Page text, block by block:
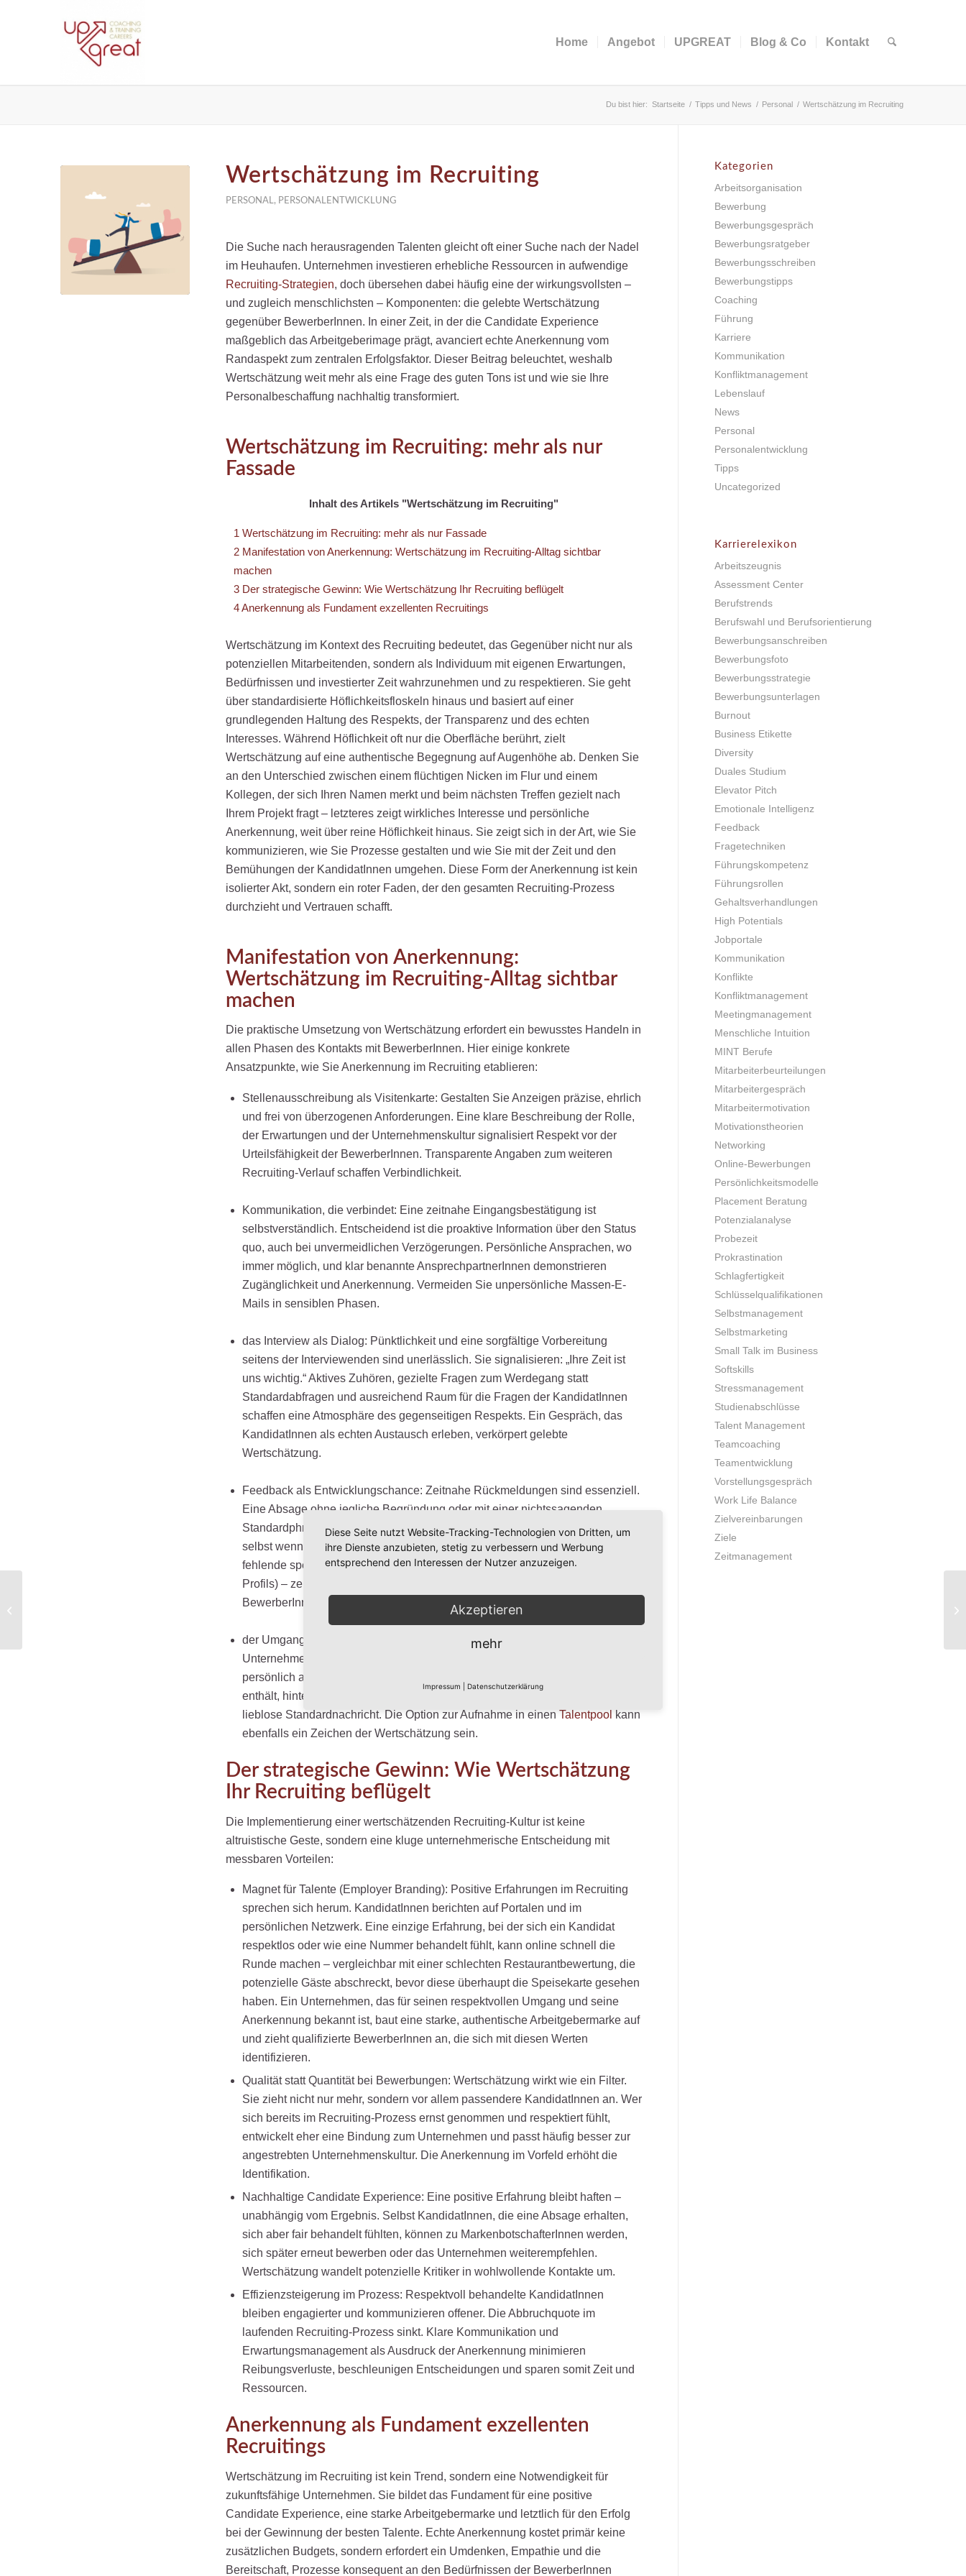
Home Angebot UPGREAT Blog & Co Kontakt
Du bist hier: Startseite / Tipps und News / Personal / Wertschätzung im Recruiting
Wertschätzung im Recruiting
PERSONAL , PERSONALENTWICKLUNG
Die Suche nach herausragenden Talenten gleicht oft einer Suche nach der Nadel
im Heuhaufen. Unternehmen investieren erhebliche Ressourcen in aufwendige
Recruiting-Strategien, doch übersehen dabei häufig eine der wirkungsvollsten –
und zugleich menschlichsten – Komponenten: die gelebte Wertschätzung
gegenüber BewerberInnen. In einer Zeit, in der die Candidate Experience
maßgeblich das Arbeitgeberimage prägt, avanciert echte Anerkennung vom
Randaspekt zum zentralen Erfolgsfaktor. Dieser Beitrag beleuchtet, weshalb
Wertschätzung weit mehr als eine Frage des guten Tons ist und wie sie Ihre
Personalbeschaffung nachhaltig transformiert.
Wertschätzung im Recruiting: mehr als nur
Fassade
Inhalt des Artikels "Wertschätzung im Recruiting"
1 Wertschätzung im Recruiting: mehr als nur Fassade
2Manifestation von Anerkennung: Wertschätzung im Recruiting-Alltag sichtbar
machen
3Der strategische Gewinn: Wie Wertschätzung Ihr Recruiting beflügelt
4Anerkennung als Fundament exzellenten Recruitings
Wertschätzung im Kontext des Recruiting bedeutet, das Gegenüber nicht nur als
potenziellen Mitarbeitenden, sondern als Individuum mit eigenen Erwartungen,
Bedürfnissen und investierter Zeit wahrzunehmen und zu respektieren. Sie geht
über standardisierte Höflichkeitsfloskeln hinaus und basiert auf einer
grundlegenden Haltung des Respekts, der Transparenz und des echten
Interesses. Während Höflichkeit oft nur die Oberfläche berührt, zielt
Wertschätzung auf eine authentische Begegnung auf Augenhöhe ab. Denken Sie
an den Unterschied zwischen einem flüchtigen Nicken im Flur und einem
Kollegen, der sich Ihren Namen merkt und beim nächsten Treffen gezielt nach
Ihrem Projekt fragt – letzteres zeigt wirkliches Interesse und persönliche
Anerkennung, weit über reine Höflichkeit hinaus. Sie zeigt sich in der Art, wie Sie
kommunizieren, wie Sie Prozesse gestalten und wie Sie mit der Zeit und den
Bemühungen der KandidatInnen umgehen. Diese Form der Anerkennung ist kein
isolierter Akt, sondern ein roter Faden, der den gesamten Recruiting-Prozess
durchzieht und Vertrauen schafft.
Manifestation von Anerkennung:
Wertschätzung im Recruiting-Alltag sichtbar
machen
Die praktische Umsetzung von Wertschätzung erfordert ein bewusstes Handeln in
allen Phasen des Kontakts mit BewerberInnen. Hier einige konkrete
Ansatzpunkte, wie Sie Anerkennung im Recruiting etablieren:
Stellenausschreibung als Visitenkarte: Gestalten Sie Anzeigen präzise, ehrlich
und frei von überzogenen Anforderungen. Eine klare Beschreibung der Rolle,
der Erwartungen und der Unternehmenskultur signalisiert Respekt vor der
Urteilsfähigkeit der BewerberInnen. Transparente Angaben zum weiteren
Recruiting-Verlauf schaffen Verbindlichkeit.
Kommunikation, die verbindet: Eine zeitnahe Eingangsbestätigung ist
selbstverständlich. Entscheidend ist die proaktive Information über den Status
quo, auch bei unvermeidlichen Verzögerungen. Persönliche Ansprachen, wo
immer möglich, und klar benannte AnsprechpartnerInnen demonstrieren
Zugänglichkeit und Anerkennung. Vermeiden Sie unpersönliche Massen-E-
Mails in sensiblen Phasen.
das Interview als Dialog: Pünktlichkeit und eine sorgfältige Vorbereitung
seitens der Interviewenden sind unerlässlich. Sie signalisieren: „Ihre Zeit ist
uns wichtig.“ Aktives Zuhören, gezielte Fragen zum Werdegang statt
Standardabfragen und ausreichend Raum für die Fragen der KandidatInnen
schaffen eine Atmosphäre des gegenseitigen Respekts. Ein Gespräch, das
KandidatInnen als echten Austausch erleben, verkörpert gelebte
Wertschätzung.
Feedback als Entwicklungschance: Zeitnahe Rückmeldungen sind essenziell.
Eine Absage ohne jegliche Begründung oder mit einer nichtssagenden
Standardphrase wirkt oft respektlos. Konstruktives, ehrliches Feedback –
selbst wenn es nur kurz auf den entscheidenden Punkt eingeht (etwa eine
fehlende spezifische Qualifikation oder die stärkere Passung eines anderen
Profils) – zeigt Anerkennung für die aufgebrachte Mühe und bietet den
BewerberInnen einen Mehrwert, selbst wenn es nicht zur Einstellung kommt.
der Umgang mit Absagen: Gerade hier zeigt sich die wahre Haltung eines
Unternehmens. Eine respektvoll formulierte Absage, die idealerweise
persönlich adressiert ist und eine plausible, wenn auch knappe Begründung
enthält, hinterlässt einen deutlich besseren Eindruck als Funkstille oder eine
lieblose Standardnachricht. Die Option zur Aufnahme in einen Talentpool kann
ebenfalls ein Zeichen der Wertschätzung sein.
Der strategische Gewinn: Wie Wertschätzung
Ihr Recruiting beflügelt
Die Implementierung einer wertschätzenden Recruiting-Kultur ist keine
altruistische Geste, sondern eine kluge unternehmerische Entscheidung mit
messbaren Vorteilen:
Magnet für Talente (Employer Branding): Positive Erfahrungen im Recruiting
sprechen sich herum. KandidatInnen berichten auf Portalen und im
persönlichen Netzwerk. Eine einzige Erfahrung, bei der sich ein Kandidat
respektlos oder wie eine Nummer behandelt fühlt, kann online schnell die
Runde machen – vergleichbar mit einer schlechten Restaurantbewertung, die
potenzielle Gäste abschreckt, bevor diese überhaupt die Speisekarte gesehen
haben. Ein Unternehmen, das für seinen respektvollen Umgang und seine
Anerkennung bekannt ist, baut eine starke, authentische Arbeitgebermarke auf
und zieht qualifizierte BewerberInnen an, die sich mit diesen Werten
identifizieren.
Qualität statt Quantität bei Bewerbungen: Wertschätzung wirkt wie ein Filter.
Sie zieht nicht nur mehr, sondern vor allem passendere KandidatInnen an. Wer
sich bereits im Recruiting-Prozess ernst genommen und respektiert fühlt,
entwickelt eher eine Bindung zum Unternehmen und passt häufig besser zur
angestrebten Unternehmenskultur. Die Anerkennung im Vorfeld erhöht die
Identifikation.
Nachhaltige Candidate Experience: Eine positive Erfahrung bleibt haften –
unabhängig vom Ergebnis. Selbst KandidatInnen, die eine Absage erhalten,
sich aber fair behandelt fühlten, können zu MarkenbotschafterInnen werden,
sich später erneut bewerben oder das Unternehmen weiterempfehlen.
Wertschätzung wandelt potenzielle Kritiker in wohlwollende Kontakte um.
Effizienzsteigerung im Prozess: Respektvoll behandelte KandidatInnen
bleiben engagierter und kommunizieren offener. Die Abbruchquote im
laufenden Recruiting-Prozess sinkt. Klare Kommunikation und
Erwartungsmanagement als Ausdruck der Anerkennung minimieren
Reibungsverluste, beschleunigen Entscheidungen und sparen somit Zeit und
Ressourcen.
Anerkennung als Fundament exzellenten
Recruitings
Wertschätzung im Recruiting ist kein Trend, sondern eine Notwendigkeit für
zukunftsfähige Unternehmen. Sie bildet das Fundament für eine positive
Candidate Experience, eine starke Arbeitgebermarke und letztlich für den Erfolg
bei der Gewinnung der besten Talente. Echte Anerkennung kostet primär keine
zusätzlichen Budgets, sondern erfordert ein Umdenken, Empathie und die
Bereitschaft, Prozesse konsequent an den Bedürfnissen der BewerberInnen
Kategorien
Arbeitsorganisation
Bewerbung
Bewerbungsgespräch
Bewerbungsratgeber
Bewerbungsschreiben
Bewerbungstipps
Coaching
Führung
Karriere
Kommunikation
Konfliktmanagement
Lebenslauf
News
Personal
Personalentwicklung
Tipps
Uncategorized
Karrierelexikon
Arbeitszeugnis
Assessment Center
Berufstrends
Berufswahl und Berufsorientierung
Bewerbungsanschreiben
Bewerbungsfoto
Bewerbungsstrategie
Bewerbungsunterlagen
Burnout
Business Etikette
Diversity
Duales Studium
Elevator Pitch
Emotionale Intelligenz
Feedback
Fragetechniken
Führungskompetenz
Führungsrollen
Gehaltsverhandlungen
High Potentials
Jobportale
Kommunikation
Konflikte
Konfliktmanagement
Meetingmanagement
Menschliche Intuition
MINT Berufe
Mitarbeiterbeurteilungen
Mitarbeitergespräch
Mitarbeitermotivation
Motivationstheorien
Networking
Online-Bewerbungen
Persönlichkeitsmodelle
Placement Beratung
Potenzialanalyse
Probezeit
Prokrastination
Schlagfertigkeit
Schlüsselqualifikationen
Selbstmanagement
Selbstmarketing
Small Talk im Business
Softskills
Stressmanagement
Studienabschlüsse
Talent Management
Teamcoaching
Teamentwicklung
Vorstellungsgespräch
Work Life Balance
Zielvereinbarungen
Ziele
Zeitmanagement
Diese Seite nutzt Website-Tracking-Technologien von Dritten, um
ihre Dienste anzubieten, stetig zu verbessern und Werbung
entsprechend den Interessen der Nutzer anzuzeigen.
Akzeptieren
mehr
Impressum Datenschutzerklärung